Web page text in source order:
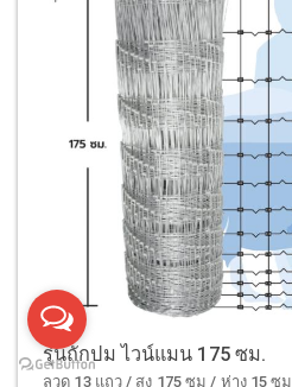
รุ่นถักปม ไวน์แมน 175 ซม.
ลวด 13 แถว / สูง 175 ซม / ห่าง 15 ซม